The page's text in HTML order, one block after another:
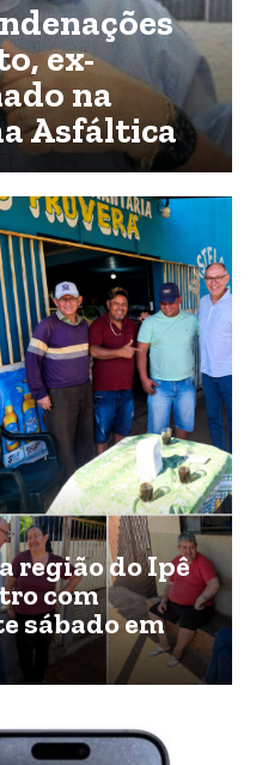
ex-
na
Asfáltica
região do Ipê
com
sábado em